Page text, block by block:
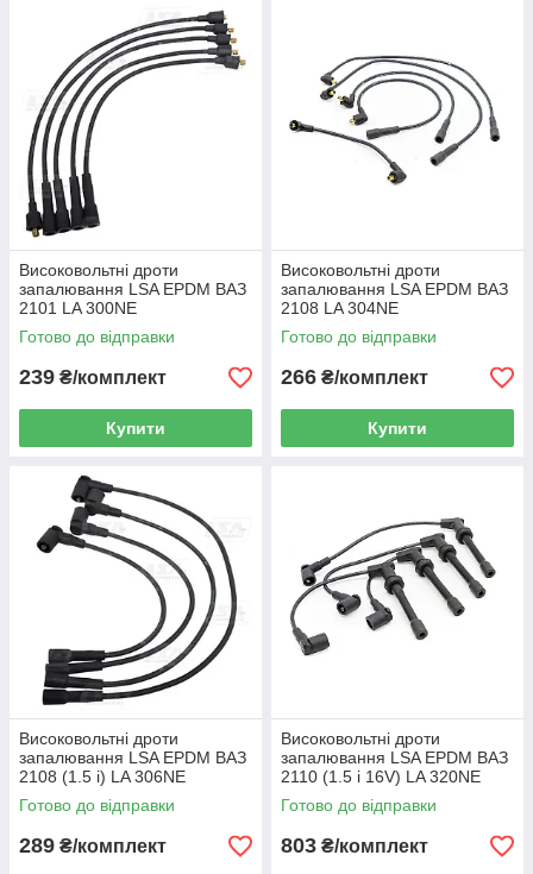
Високовольтні дроти
запалювання LSA EPDM ВАЗ
2101 LA 300NE
Готово до відправки
239 ₴/комплект
Купити
Високовольтні дроти
запалювання LSA EPDM ВАЗ
2108 LA 304NE
Готово до відправки
266 ₴/комплект
Купити
Високовольтні дроти
запалювання LSA EPDM ВАЗ
2108 (1.5 i) LA 306NE
Готово до відправки
289 ₴/комплект
Високовольтні дроти
запалювання LSA EPDM ВАЗ
2110 (1.5 i 16V) LA 320NE
Готово до відправки
803 ₴/комплект